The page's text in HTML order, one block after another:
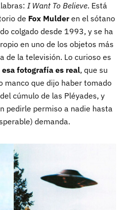
I Want To Believe. Está
de Fox Mulderen el sótano
colgado desde 1993, y se ha
en uno de los objetos más
de la televisión. Lo curioso es
fotografía es real, que su
manco que dijo haber tomado
cúmulo de las Pléyades, y
pedirle permiso a nadie hasta
demanda.